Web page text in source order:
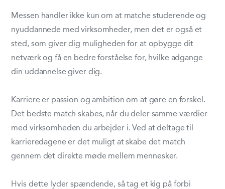
Messen handler ikke kun om at matche studerende og
nyuddannede med virksomheder, men det er også et
sted, som giver dig muligheden for at opbygge dit
netværk og få en bedre forståelse for, hvilke adgange
din uddannelse giver dig.
Karriere er passion og ambition om at gøre en forskel.
Det bedste match skabes, når du deler samme værdier
med virksomheden du arbejder i. Ved at deltage til
karrieredagene er det muligt at skabe det match
gennem det direkte møde mellem mennesker.
Hvis dette lyder spændende, så tag et kig på forbi